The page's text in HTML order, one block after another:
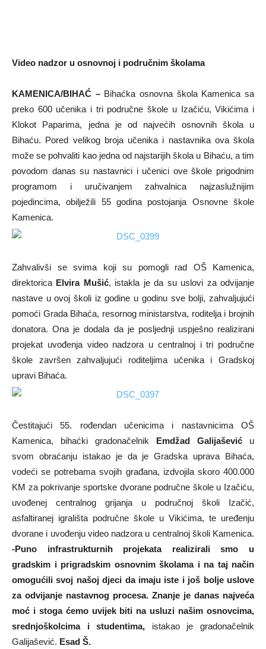
Video nadzor u osnovnoj i područnim školama
KAMENICA/BIHAĆ – Bihaćka osnovna škola Kamenica sa
preko 600 učenika i tri područne škole u Izačiću, Vikićima i
Klokot Paparima, jedna je od najvećih osnovnih škola u
Bihaću. Pored velikog broja učenika i nastavnika ova škola
može se pohvaliti kao jedna od najstarijih škola u Bihaću, a tim
povodom danas su nastavnici i učenici ove škole prigodnim
programom i uručivanjem zahvalnica najzaslužnijim
pojedincima, obilježili 55 godina postojanja Osnovne škole
Kamenica.
Zahvalivši se svima koji su pomogli rad OŠ Kamenica,
direktorica Elvira Mušić, istakla je da su uslovi za odvijanje
nastave u ovoj školi iz godine u godinu sve bolji, zahvaljujući
pomoći Grada Bihaća, resornog ministarstva, roditelja i brojnih
donatora. Ona je dodala da je posljednji uspješno realizirani
projekat uvođenja video nadzora u centralnoj i tri područne
škole završen zahvaljujući roditeljima učenika i Gradskoj
upravi Bihaća.
Čestitajući 55. rođendan učenicima i nastavnicima OŠ
Kamenica, bihaćki gradonačelnik Emdžad Galijašević u
svom obraćanju istakao je da je Gradska uprava Bihaća,
vodeći se potrebama svojih građana, izdvojila skoro 400.000
KM za pokrivanje sportske dvorane područne škole u Izačiću,
uvođenej centralnog grijanja u područnoj školi Izačić,
asfaltiranej igrališta područne škole u Vikićima, te uređenju
dvorane i uvođenju video nadzora u centralnoj školi Kamenica.
-Puno infrastrukturnih projekata realizirali smo u
gradskim i prigradskim osnovnim školama i na taj način
omogućili svoj našoj djeci da imaju iste i još bolje uslove
za odvijanje nastavnog procesa. Znanje je danas najveća
moć i stoga ćemo uvijek biti na usluzi našim osnovcima,
srednjoškolcima i studentima, istakao je gradonačelnik
Galijašević. Esad Š.